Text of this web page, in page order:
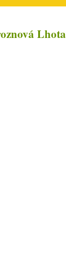
Lhota